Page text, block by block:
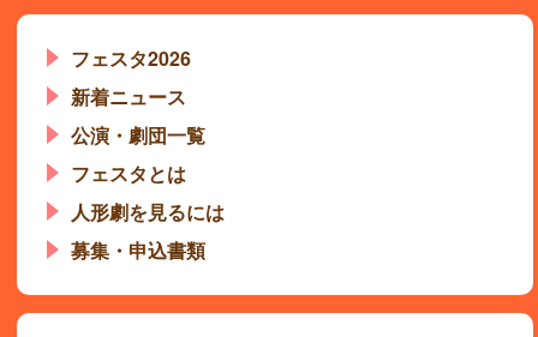
フェスタ2026
新着ニュース
公演・劇団一覧
フェスタとは
人形劇を見るには
募集・申込書類